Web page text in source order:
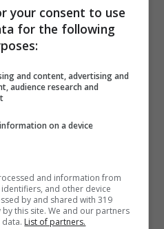
riguarda il
. Mentre
gambe lavorano in
altri gruppi
del tronco e delle
Nel tempo,
può portare a squilibri
con conseguente
your consent to use
for the following
and content, advertising and
audience research and
on a device
and information from
and other device
by and shared with 319
this site. We and our partners
List of partners.